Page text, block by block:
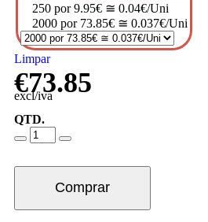
250 por 9.95€ ≅ 0.04€/Uni
2000 por 73.85€ ≅ 0.037€/Uni
Limpar
€73.85
excl/iva
QTD.
Comprar